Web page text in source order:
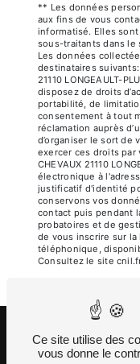
** Les données
aux fins de vous
informatisé. Elles sont
sous-traitants dans le
Les données
destinataires suivants:
21110 LONGEAULT-
disposez de droits
portabilité, de
consentement à tout
réclamation auprès
d’organiser le sort de
exercer ces droits par
CHEVAUX 21110
électronique à
justificatif d'identité
conservons vos
contact puis pendant
probatoires et de
de vous inscrire sur
téléphonique,
Consultez le site
Ce site utilise des
vous donne le